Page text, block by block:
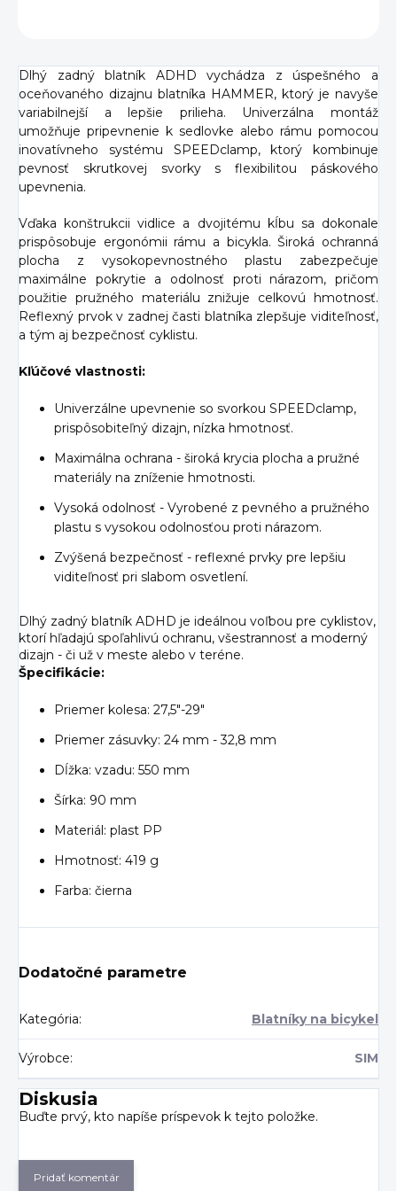
Dlhý zadný blatník ADHD vychádza z úspešného a
oceňovaného dizajnu blatníka HAMMER, ktorý je navyše
variabilnejší a lepšie prilieha. Univerzálna montáž
umožňuje pripevnenie k sedlovke alebo rámu pomocou
inovatívneho systému SPEEDclamp, ktorý kombinuje
pevnosť skrutkovej svorky s flexibilitou páskového
upevnenia.
Vďaka konštrukcii vidlice a dvojitému kĺbu sa dokonale
prispôsobuje ergonómii rámu a bicykla. Široká ochranná
plocha z vysokopevnostného plastu zabezpečuje
maximálne pokrytie a odolnosť proti nárazom, pričom
použitie pružného materiálu znižuje celkovú hmotnosť.
Reflexný prvok v zadnej časti blatníka zlepšuje viditeľnosť,
a tým aj bezpečnosť cyklistu.
Kľúčové vlastnosti:
Univerzálne upevnenie so svorkou SPEEDclamp,
prispôsobiteľný dizajn, nízka hmotnosť.
Maximálna ochrana - široká krycia plocha a pružné
materiály na zníženie hmotnosti.
Vysoká odolnosť - Vyrobené z pevného a pružného
plastu s vysokou odolnosťou proti nárazom.
Zvýšená bezpečnosť - reflexné prvky pre lepšiu
viditeľnosť pri slabom osvetlení.
Dlhý zadný blatník ADHD je ideálnou voľbou pre cyklistov,
ktorí hľadajú spoľahlivú ochranu, všestrannosť a moderný
dizajn - či už v meste alebo v teréne.
Špecifikácie:
Priemer kolesa: 27,5"-29"
Priemer zásuvky: 24 mm - 32,8 mm
Dĺžka: vzadu: 550 mm
Šírka: 90 mm
Materiál: plast PP
Hmotnosť: 419 g
Farba: čierna
Dodatočné parametre
Kategória: Blatníky na bicykel
Výrobce: SIM
Diskusia
Buďte prvý, kto napíše príspevok k tejto položke.
Pridať komentár